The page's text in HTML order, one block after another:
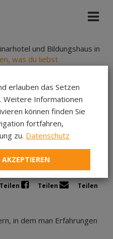
und Bildungshaus in
was du liebst
zeigen,
liebst
Teilen Teilen Teilen
in dem man Erfahrungen
erlauben das Setzen
Weitere Informationen
können finden Sie
fortfahren,
zu. Datenschutz